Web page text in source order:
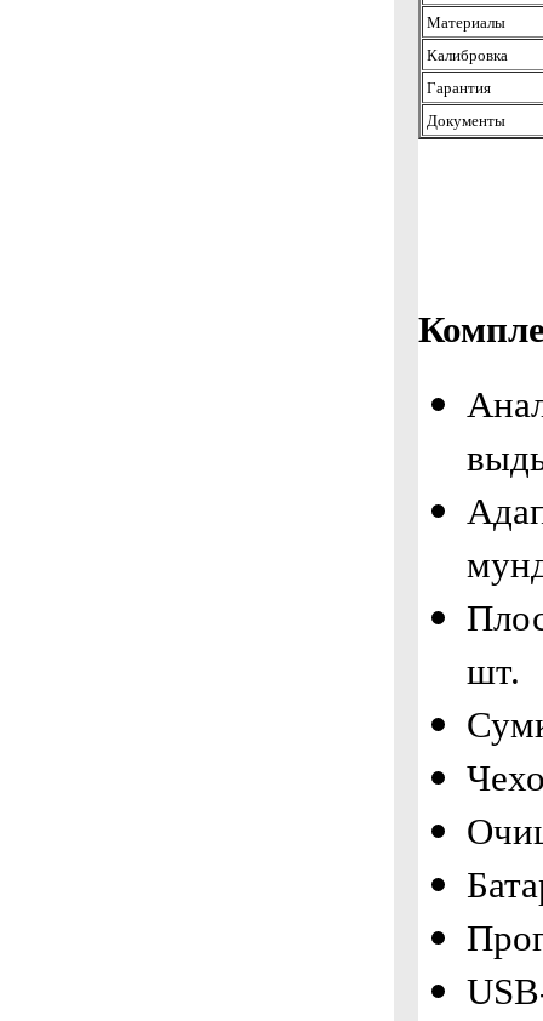
Материалы
Калибровка
Гарантия
Документы
шт.